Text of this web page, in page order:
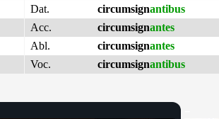
Dat.
circumsignantibus
Acc.
circumsignantes
Abl.
circumsignantes
Voc.
circumsignantibus